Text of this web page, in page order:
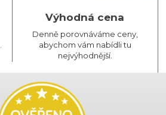
Výhodná cena
Denně porovnáváme ceny,
abychom vám nabídli tu
nejvýhodnější.